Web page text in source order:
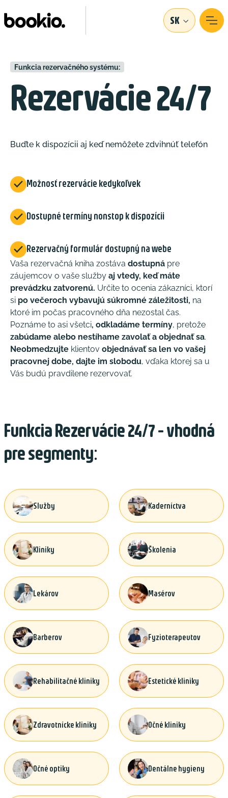
SK
Funkcia rezervačného systému:
Rezervácie 24/7
Buďte k dispozícii aj keď nemôžete zdvihnúť telefón
 Možnosť rezervácie kedykoľvek
 Dostupné termíny nonstop k dispozícii
 Rezervačný formulár dostupný na webe
Vaša rezervačná kniha zostáva dostupná pre
záujemcov o vaše služby aj vtedy, keď máte
prevádzku zatvorenú. Určite to ocenia zákazníci, ktorí
si po večeroch vybavujú súkromné záležitosti, na
ktoré im počas pracovného dňa nezostal čas.
Poznáme to asi všetci, odkladáme termíny, pretože
zabúdame alebo nestíhame zavolať a objednať sa.
Neobmedzujte klientov objednávať sa len vo vašej
pracovnej dobe, dajte im slobodu, vďaka ktorej sa u
Vás budú pravdilene rezervovať.
Funkcia Rezervácie 24/7 - vhodná
pre segmenty:
Služby Kaderníctva
Kliniky Školenia
Lekárov Masérov
Barberov Fyzioterapeutov
Rehabilitačné kliniky Estetické kliniky
Zdravotnícke kliniky Očné kliniky
Očné optiky Dentálne hygieny